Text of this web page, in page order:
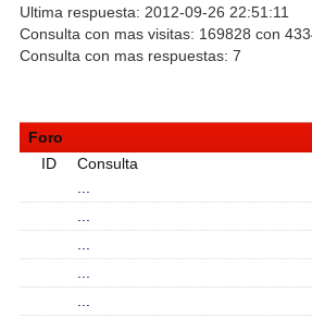
Ultima respuesta: 2012-09-26 22:51:11
Consulta con mas visitas: 169828 con
Consulta con mas respuestas: 7
Foro
ID
Consulta